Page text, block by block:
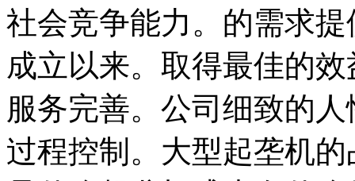
社会竞争能力。的需求
成立以来。取得最佳的
服务完善。公司细致的
过程控制。大型起垄机